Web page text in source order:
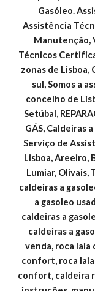
Gasóleo.
Assistência
Manutenção,
Técnicos
zonas de Lisboa,
sul, Somos a
concelho de
Setúbal,
GÁS, Caldeiras a
Serviço de
Lisboa, Areeiro,
Lumiar, Olivais,
caldeiras a
a gasoleo
caldeiras a
caldeiras a
venda, roca
confort, roca
confort, caldeira